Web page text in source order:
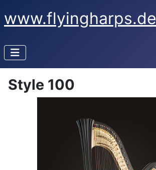
www.flyingharps.de
Style 100